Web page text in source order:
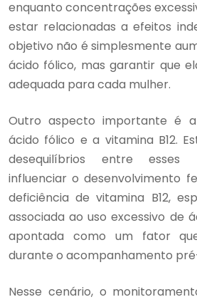
enquanto concentrações
estar relacionadas a efeitos
objetivo não é simplesmente
ácido fólico, mas garantir que
adequada para cada mulher.
Outro aspecto importante é
ácido fólico e a vitamina B12.
desequilíbrios entre esses
influenciar o desenvolvimento
deficiência de vitamina B12,
associada ao uso excessivo de
apontada como um fator
durante o acompanhamento
Nesse cenário, o